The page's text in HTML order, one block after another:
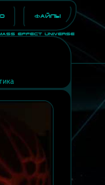
Effect Universe
Файлы